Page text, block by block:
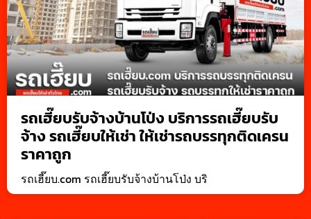
รถเฮี๊ยบรับจ้างบ้านโป่ง บริการรถเฮี๊ยบรับ
จ้าง รถเฮี๊ยบให้เช่า ให้เช่ารถบรรทุกติดเครน
ราคาถูก
รถเฮี๊ยบ.com รถเฮี๊ยบรับจ้างบ้านโป่ง บริ